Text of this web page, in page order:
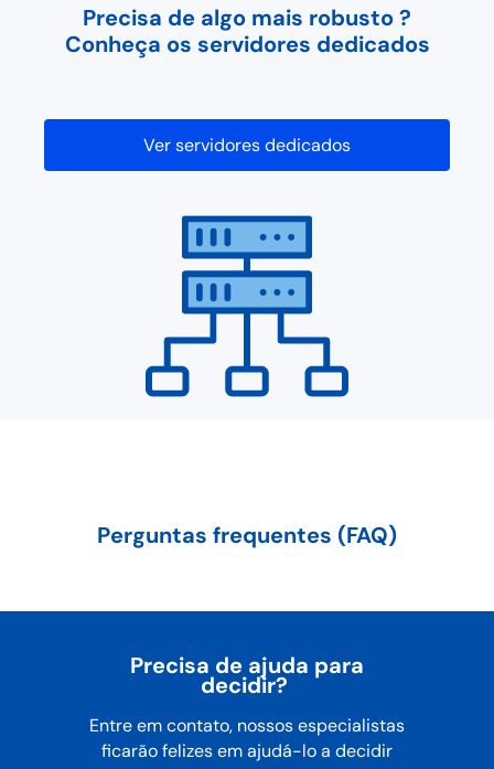
Precisa de algo mais robusto ?
Conheça os servidores dedicados
Ver servidores dedicados
Perguntas frequentes (FAQ)
Precisa de ajuda para
decidir? ​
Entre em contato, nossos especialistas
ficarão felizes em ajudá-lo a decidir